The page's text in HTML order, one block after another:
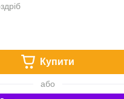
Купити
або